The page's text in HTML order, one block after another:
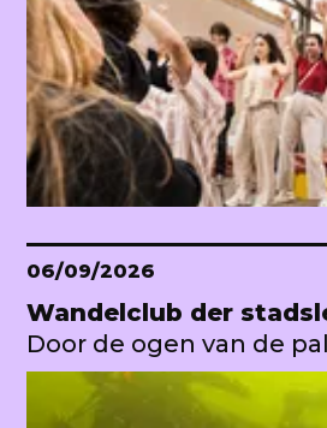
06/09/2026
Wandelclub der
Door de ogen van de